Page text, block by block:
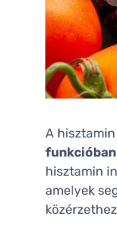
A
funkcióban
hisztamin
amelyek